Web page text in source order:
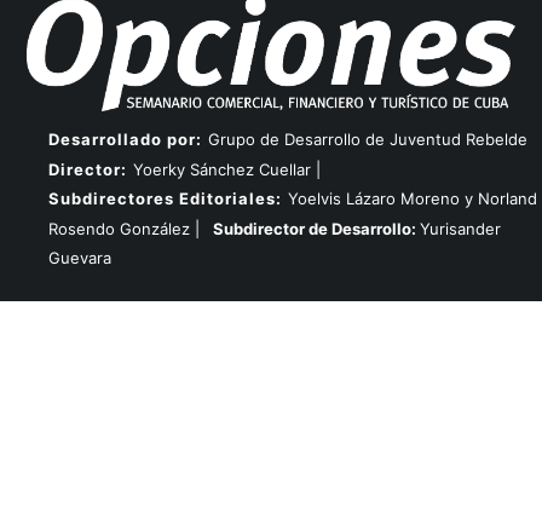
Desarrollado por: Grupo de Desarrollo de Juventud Rebelde
Director: Yoerky Sánchez Cuellar |
Subdirectores Editoriales: Yoelvis Lázaro Moreno y Norland
Rosendo González |
Subdirector de Desarrollo: Yurisander
Guevara